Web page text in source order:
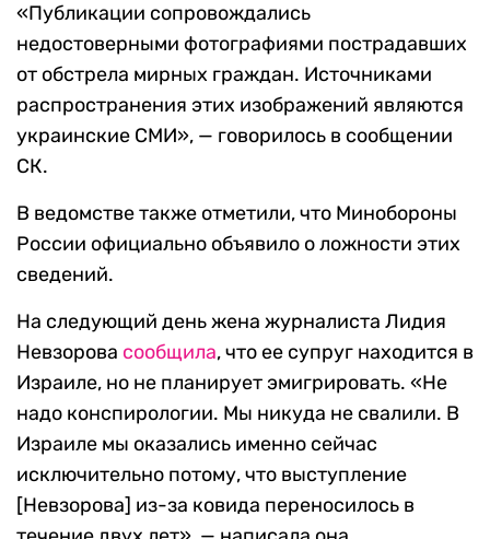
«Публикации сопровождались
недостоверными фотографиями пострадавших
от обстрела мирных граждан. Источниками
распространения этих изображений являются
украинские СМИ», — говорилось в сообщении
СК.
В ведомстве также отметили, что Минобороны
России официально объявило о ложности этих
сведений.
На следующий день жена журналиста Лидия
Невзорова сообщила, что ее супруг находится в
Израиле, но не планирует эмигрировать. «Не
надо конспирологии. Мы никуда не свалили. В
Израиле мы оказались именно сейчас
исключительно потому, что выступление
[Невзорова] из-за ковида переносилось в